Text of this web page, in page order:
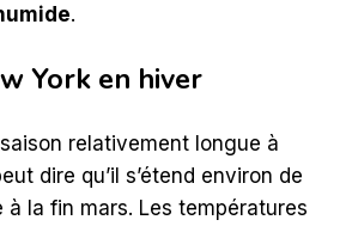
.
York en hiver
relativement longue à
dire qu’il s’étend environ de
à la fin mars. Les températures